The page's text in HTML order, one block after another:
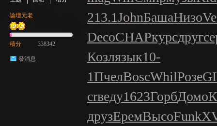
論壇元老
積分 338342
發消息
213.1JohnБашаНизо
DecoCHAPкурсдруг
Козлязык10-
1ПчелBoscWhilРозе
crведу1623ГорбДомо
друзЕремВысоFunk